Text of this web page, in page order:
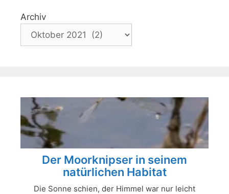
Archiv
Der Moorknipser in seinem
natürlichen Habitat
Die Sonne schien, der Himmel war nur leicht